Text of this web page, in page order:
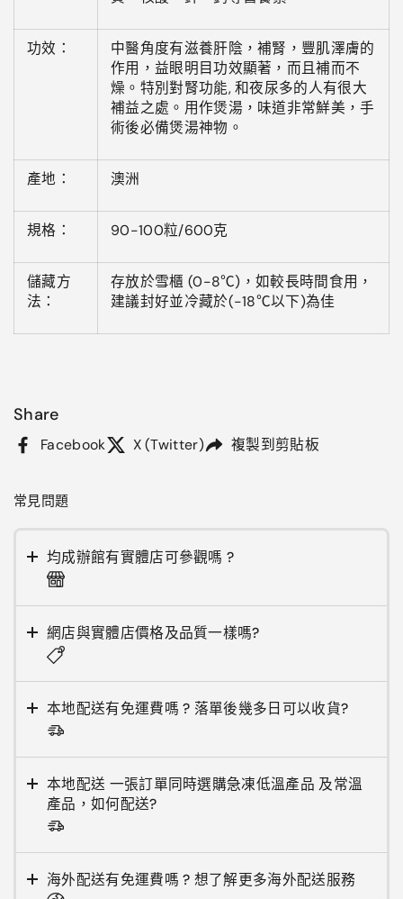
功效：
中醫角度有滋養肝陰，補腎，豐肌澤膚的
作用，益眼明目功效顯著，而且補而不
燥。特別對腎功能, 和夜尿多的人有很大
補益之處。用作煲湯，味道非常鮮美，手
術後必備煲湯神物。
產地： 澳洲
規格： 90-100粒/600克
儲藏方
法：
存放於雪櫃 (0-8℃) ，如較長時間食用 ，
建議封好並冷藏於(-18℃以下)為佳
Share
Facebook X (Twitter) 複製到剪貼板
常見問題
均成辦館有實體店可參觀嗎 ?
網店與實體店價格及品質一樣嗎?
本地配送有免運費嗎 ? 落單後幾多日可以收貨?
本地配送 一張訂單同時選購急凍低溫產品 及常溫
產品，如何配送?
海外配送有免運費嗎 ? 想了解更多海外配送服務